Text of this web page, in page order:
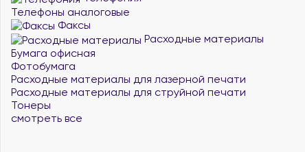
Телефоны аналоговые
Факсы
Расходные материалы
Бумага офисная
Фотобумага
Расходные материалы для лазерной печати
Расходные материалы для струйной печати
Тонеры
смотреть все